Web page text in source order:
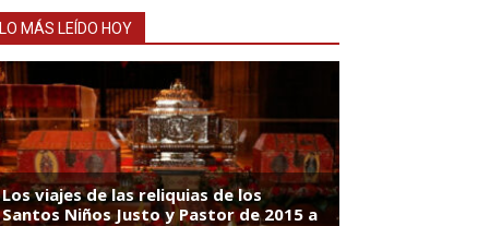
LO MÁS LEÍDO HOY